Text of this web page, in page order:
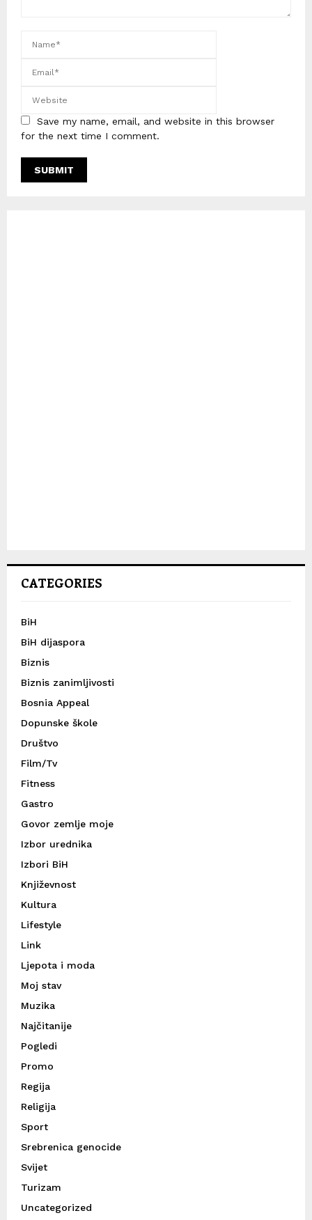
Save my name, email, and website in this browser
for the next time I comment.
CATEGORIES
BiH
BiH dijaspora
Biznis
Biznis zanimljivosti
Bosnia Appeal
Dopunske škole
Društvo
Film/Tv
Fitness
Gastro
Govor zemlje moje
Izbor urednika
Izbori BiH
Književnost
Kultura
Lifestyle
Link
Ljepota i moda
Moj stav
Muzika
Najčitanije
Pogledi
Promo
Regija
Religija
Sport
Srebrenica genocide
Svijet
Turizam
Uncategorized